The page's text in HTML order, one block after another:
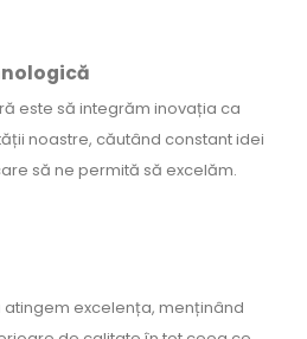
este să integrăm inovația ca
noastre, căutând constant idei
să ne permită să excelăm.
excelența, menținând